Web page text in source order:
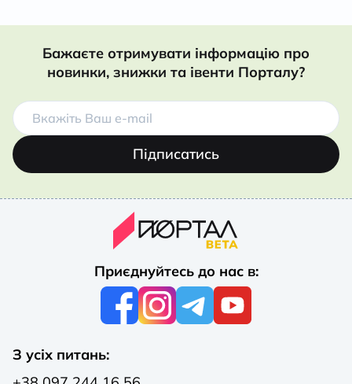
Бажаєте отримувати інформацію про
новинки, знижки та івенти Порталу?
Підписатись
Приєднуйтесь до нас в:
З усіх питань: